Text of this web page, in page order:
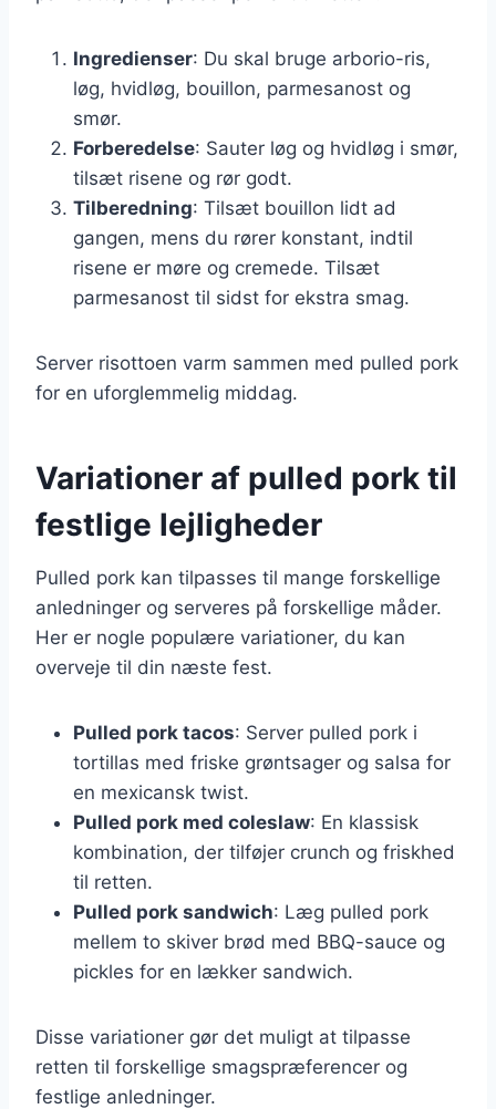
Ingredienser: Du skal bruge arborio-ris,
løg, hvidløg, bouillon, parmesanost og
smør.
Forberedelse: Sauter løg og hvidløg i smør,
tilsæt risene og rør godt.
Tilberedning: Tilsæt bouillon lidt ad
gangen, mens du rører konstant, indtil
risene er møre og cremede. Tilsæt
parmesanost til sidst for ekstra smag.
Server risottoen varm sammen med pulled pork
for en uforglemmelig middag.
Variationer af pulled pork til
festlige lejligheder
Pulled pork kan tilpasses til mange forskellige
anledninger og serveres på forskellige måder.
Her er nogle populære variationer, du kan
overveje til din næste fest.
Pulled pork tacos: Server pulled pork i
tortillas med friske grøntsager og salsa for
en mexicansk twist.
Pulled pork med coleslaw: En klassisk
kombination, der tilføjer crunch og friskhed
til retten.
Pulled pork sandwich: Læg pulled pork
mellem to skiver brød med BBQ-sauce og
pickles for en lækker sandwich.
Disse variationer gør det muligt at tilpasse
retten til forskellige smagspræferencer og
festlige anledninger.